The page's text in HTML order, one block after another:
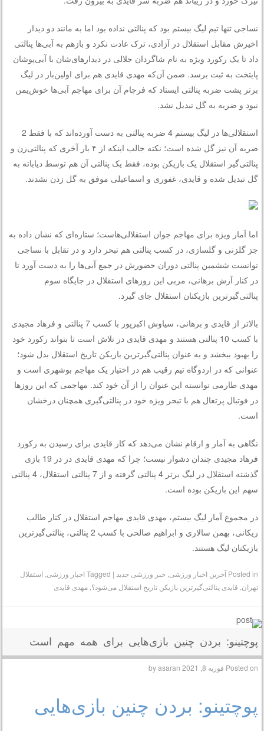
نساجی تنها تیم لیگ بیستم بود که پنالتی نداده بود اما به مانند دو دیدار
اخیرش مقابل استقلال در آزادی، ترک عادت نکرد و بازهم به آبی‌ها پنالتی
داد تا یک رکورد ویژه به نام شاگردان جلالی در دیدارهای‌شان با آبی‌پوشان
پایتخت به ثبت برسد. ضمن آن‌که مهدی قایدی هم برای اولین‌بار در لیگ
برتر پشت ضربه پنالتی ایستاد که فرجام آن برای مهاجم آبی‌ها خوش‌یمن
نبود و ضربه به گل تبدیل نشد.
استقلالی‌ها در لیگ بیستم 4 ضربه پنالتی به دست آورده‌اند که با فقط 2
ضربه آن نیز گل شده است؛ نکته جالب اینکه از ۴ بار آخری که پنالتی‌زن و
پنالتی‌گیر استقلال یک بازیکن بوده، فقط یک پنالتی آن هم توسط دیاباته به
گل تبدیل شده و قایدی، غفوری و اسماعیلی موفق به گل زدن نشدند.
اما آمار ویژه برای مهاجم جوان استقلالی‌هاست؛ ستاره‌ای که نشان داده به
جز گلزنی و گلسازی، در کسب پنالتی هم تبحر دارد و در تقابل با نساجی
توانست ششمین پنالتی دوران حضورش در جمع آبی‌ها را به دست آورد تا
در کنار آرش برهانی، مربی این روزهای استقلال در جایگاه سوم
پنالتی‌گیرترین بازیکنان استقلال جای گیرد.
بالاتر از قایدی و برهانی، سیاوش اکبرپور با کسب 7 پنالتی و فرهاد مجیدی
با کسب 10 پنالتی هستند و مهدی قایدی در تلاش است تا بتواند رکورد خود
را بهبود ببخشد و به عنوان پنالتی‌گیرترین بازیکن تاریخ استقلال بدل شود؛
عنوانی که در اردوگاه تیم رقیب هم در اختیار یک مهاجم بوشهری است و
مهدی طارمی توانسته این عنوان را از آن خود کند. مهاجمی که این روزها
در فوتبال پرتغال هم با تبحر ویژه خود در پنالتی‌گیری همچنان درخشان
است.
نگاهی به آمار و ارقام نشان می‌دهد که کار قایدی برای رسیدن به رکورد
فرهاد مجیدی چندان دشوار نیست؛ چرا که مهدی قایدی در در 19 بازی
گذشته استقلال در لیگ برتر 4 پنالتی گرفته و از 7 پنالتی استقلال، 4 پنالتی
سهم این بازیکن بوده است.
در مجموع آمار لیگ بیستم، مهدی قایدی مهاجم استقلال در کنار طالب
ریکانی، بهمن سالاری و ابراهیم صالحی با کسب 2 پنالتی، پنالتی‌گیرترین
بازیکنان لیگ هستند.
Posted inآخرین اخبار ورزشی, خبر ورزشی جدید |
Taggedاخبار ورزشی, استقلال
تهران, قایدی پنالتی‌گیرترین بازیکن تاریخ استقلال می‌شود؟, مهدی قایدی
پوچتینو: بردن چنین بازی‌هایی برای همه مهم است
Posted onفوریه 8, 2021 by
asaran
پوچتینو: بردن چنین بازی‌هایی